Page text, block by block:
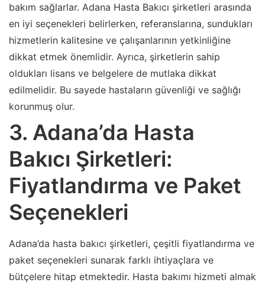
bakım sağlarlar. Adana Hasta Bakıcı şirketleri arasında
en iyi seçenekleri belirlerken, referanslarına, sundukları
hizmetlerin kalitesine ve çalışanlarının yetkinliğine
dikkat etmek önemlidir. Ayrıca, şirketlerin sahip
oldukları lisans ve belgelere de mutlaka dikkat
edilmelidir. Bu sayede hastaların güvenliği ve sağlığı
korunmuş olur.
3. Adana’da Hasta
Bakıcı Şirketleri:
Fiyatlandırma ve Paket
Seçenekleri
Adana’da hasta bakıcı şirketleri, çeşitli fiyatlandırma ve
paket seçenekleri sunarak farklı ihtiyaçlara ve
bütçelere hitap etmektedir. Hasta bakımı hizmeti almak